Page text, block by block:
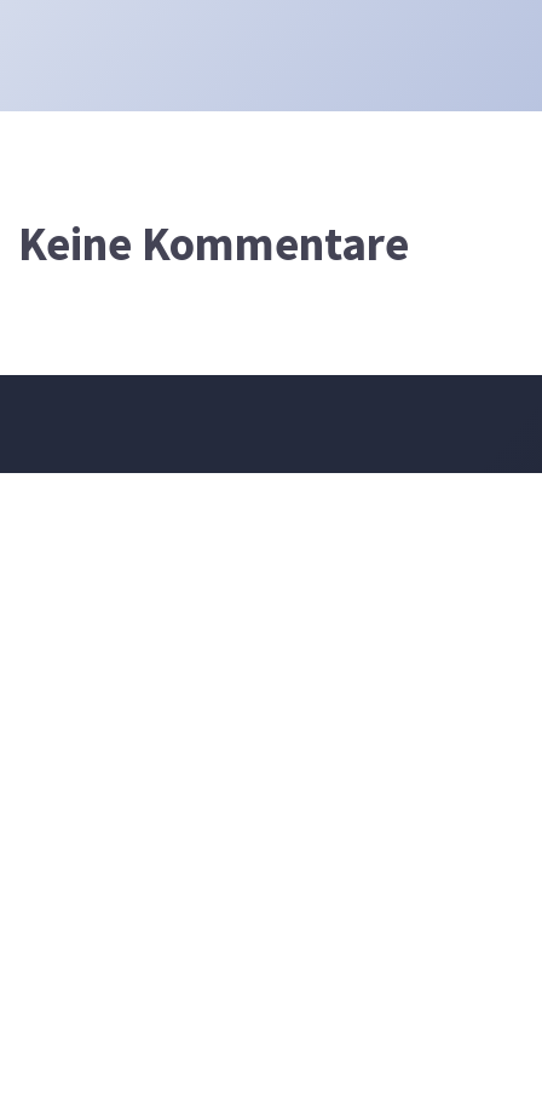
Keine Kommentare